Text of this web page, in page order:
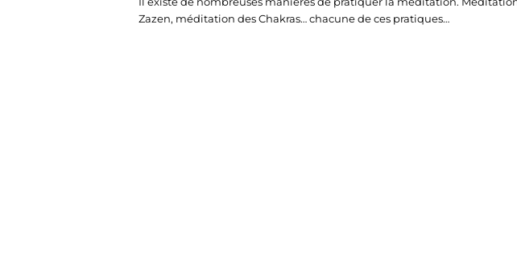
Zazen, méditation des Chakras… chacune de ces pratiques…